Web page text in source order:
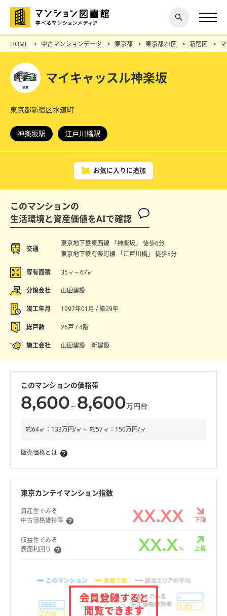
探す
閉じ
る
HOME 中古マンションデータ 東京都 東京都23区 新宿区
マイキャッスル神楽坂
東京都新宿区水道町
神楽坂駅 江戸川橋駅
お気に入りに追加
このマンションの
生活環境と資産価値をAIで確認
交通
東京地下鉄東西線 「神楽坂」 徒歩6分
東京地下鉄有楽町線 「江戸川橋」 徒歩5分
専有面積 35㎡～67㎡
分譲会社 山田建設
竣工年月 1997年01月 / 築29年
総戸数 26戸 / 4階
施工会社 山田建設 新建設
このマンションの価格帯
8,600 ～ 8,600万円台
約64㎡：133万円/㎡～ 約57㎡：150万円/㎡
販売価格とは
東京カンテイマンション指数
資産性でみる
中古価格維持率
XX.XX 下降
収益性でみる
表面利回り
XX.X% 上昇